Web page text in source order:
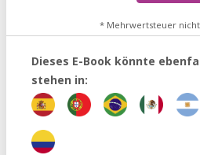
* Mehrwertsteuer
Dieses E-Book könnte
stehen in: